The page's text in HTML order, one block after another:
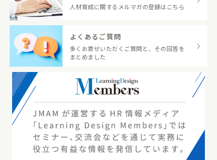
人材育成に関するメルマガの登録はこちら
よくあるご質問
多くお寄せいただくご質問と、その回答を
まとめました